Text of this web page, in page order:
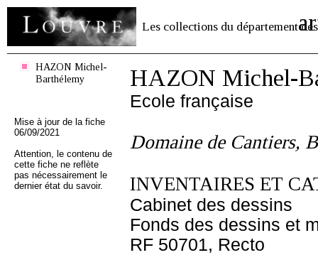
Les collections du département des
HAZON Michel-
Barthélemy
Mise à jour de la fiche
06/09/2021
Attention, le contenu de
cette fiche ne reflète
pas nécessairement le
dernier état du savoir.
HAZON Michel-
Ecole française
Domaine de Cantiers,
INVENTAIRES ET
Cabinet des dessins
Fonds des dessins et
RF 50701, Recto